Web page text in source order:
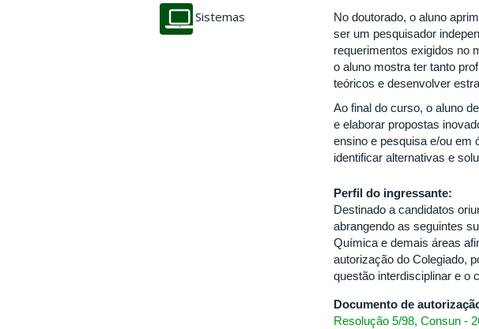
Sistemas
No doutorado, o aluno
ser um pesquisador
requerimentos exigidos no
o aluno mostra ter tanto
teóricos e desenvolver
Ao final do curso, o aluno
e elaborar propostas
ensino e pesquisa e/ou em
identificar alternativas e
Perfil do ingressante:
Destinado a candidatos
abrangendo as seguintes
Química e demais áreas
autorização do Colegiado,
questão interdisciplinar e o
Documento de
Resolução 5/98, Consun -